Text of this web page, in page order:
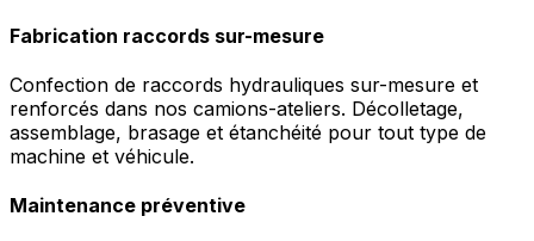
Fabrication raccords sur-mesure
Confection de raccords hydrauliques sur-mesure et
renforcés dans nos camions-ateliers. Décolletage,
assemblage, brasage et étanchéité pour tout type de
machine et véhicule.
Maintenance préventive